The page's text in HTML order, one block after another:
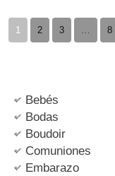
1 2 3 … 8
Bebés
Bodas
Boudoir
Comuniones
Embarazo